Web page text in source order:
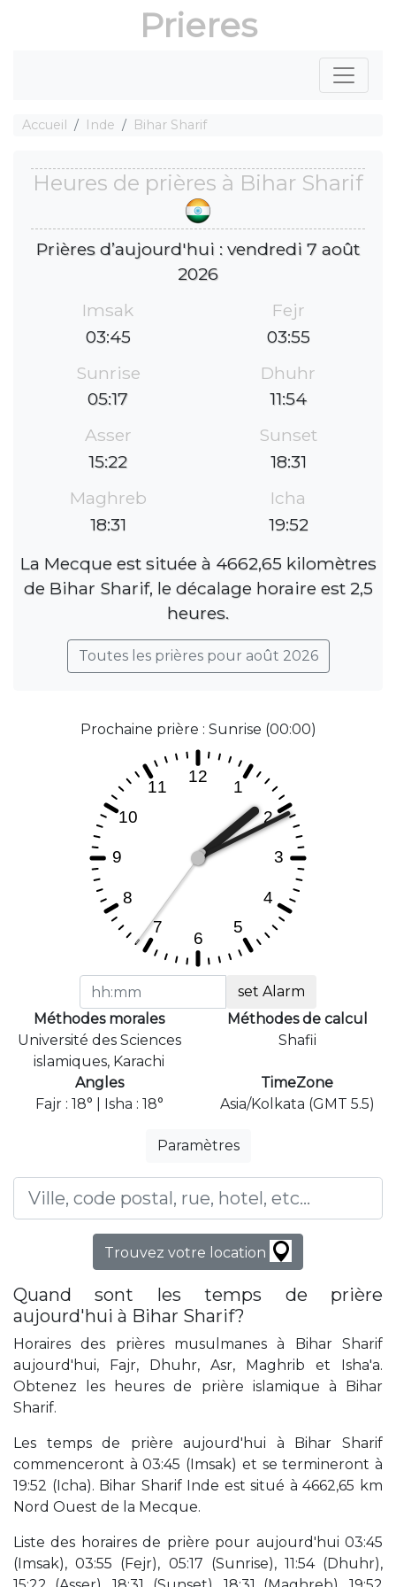
Prieres
Accueil Inde Bihar Sharif
Heures de prières à Bihar Sharif
Prières d’aujourd'hui : vendredi 7 août
2026
Imsak
03:45
Fejr
03:55
Sunrise
05:17
Dhuhr
11:54
Asser
15:22
Sunset
18:31
Maghreb
18:31
Icha
19:52
La Mecque est située à 4662,65 kilomètres
de Bihar Sharif, le décalage horaire est 2,5
heures.
Toutes les prières pour août 2026
Prochaine prière : Sunrise (00:00)
set Alarm
Méthodes morales
Université des Sciences
islamiques, Karachi
Méthodes de calcul
Shafii
Angles
Fajr : 18° | Isha : 18°
TimeZone
Asia/Kolkata (GMT 5.5)
Paramètres
Trouvez votre location
Quand sont les temps de prière
aujourd'hui à Bihar Sharif?
Horaires des prières musulmanes à Bihar Sharif
aujourd'hui, Fajr, Dhuhr, Asr, Maghrib et Isha'a.
Obtenez les heures de prière islamique à Bihar
Sharif.
Les temps de prière aujourd'hui à Bihar Sharif
commenceront à 03:45 (Imsak) et se termineront à
19:52 (Icha). Bihar Sharif Inde est situé à 4662,65 km
Nord Ouest de la Mecque.
Liste des horaires de prière pour aujourd'hui 03:45
(Imsak), 03:55 (Fejr), 05:17 (Sunrise), 11:54 (Dhuhr),